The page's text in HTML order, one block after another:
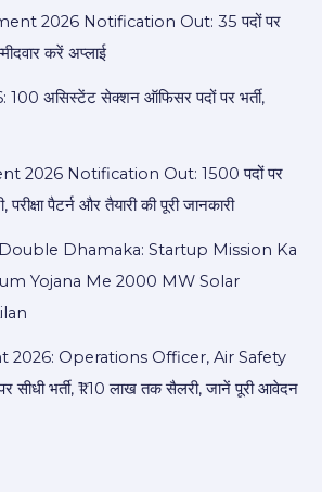
2026 Notification Out: 35 पदों पर
करें अप्लाई
100 असिस्टेंट सेक्शन ऑफिसर पदों पर भर्ती,
2026 Notification Out: 1500 पदों पर
परीक्षा पैटर्न और तैयारी की पूरी जानकारी
Dhamaka: Startup Mission Ka
Yojana Me 2000 MW Solar
2026: Operations Officer, Air Safety
भर्ती, ₹1.10 लाख तक सैलरी, जानें पूरी आवेदन